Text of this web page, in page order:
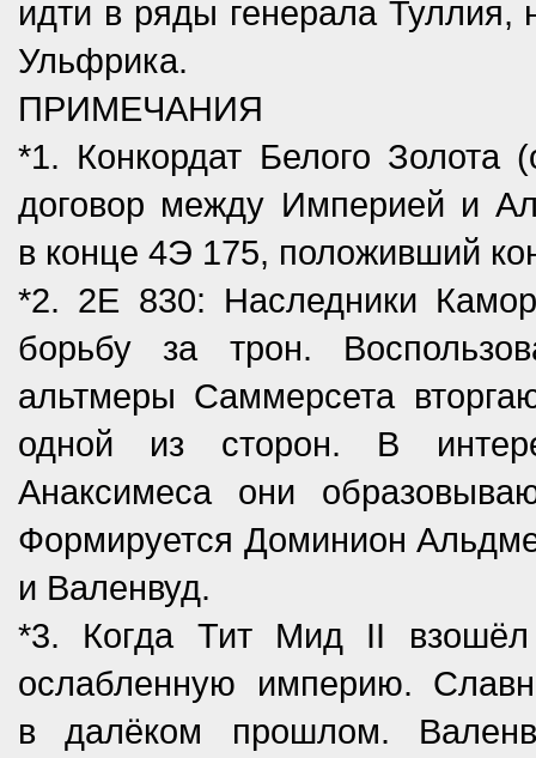
идти в ряды генерала Туллия,
Ульфрика.
ПРИМЕЧАНИЯ
*1. Конкордат Белого
договор между Империей и
в конце 4Э 175, положивший
*2. 2E 830: Наследники
борьбу за трон.
альтмеры Саммерсета
одной из сторон. В
Анаксимеса они
Формируется Доминион
и Валенвуд.
*3. Когда Тит Мид II
ослабленную империю.
в далёком прошлом.